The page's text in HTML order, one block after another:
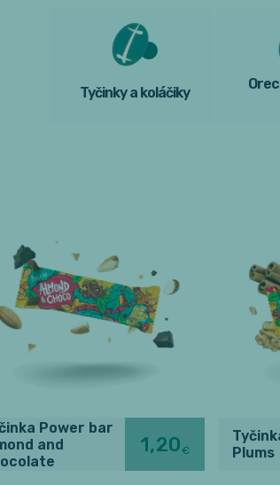
Tyčinky a koláčiky
Power bar
and
1,20€
Plums